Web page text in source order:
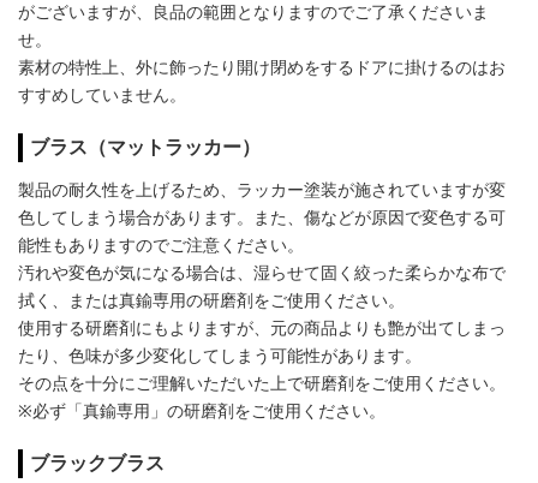
がございますが、良品の範囲となりますのでご了承くださいま
せ。
素材の特性上、外に飾ったり開け閉めをするドアに掛けるのはお
すすめしていません。
ブラス（マットラッカー）
製品の耐久性を上げるため、ラッカー塗装が施されていますが変
色してしまう場合があります。また、傷などが原因で変色する可
能性もありますのでご注意ください。
汚れや変色が気になる場合は、湿らせて固く絞った柔らかな布で
拭く、または真鍮専用の研磨剤をご使用ください。
使用する研磨剤にもよりますが、元の商品よりも艶が出てしまっ
たり、色味が多少変化してしまう可能性があります。
その点を十分にご理解いただいた上で研磨剤をご使用ください。
※必ず「真鍮専用」の研磨剤をご使用ください。
ブラックブラス